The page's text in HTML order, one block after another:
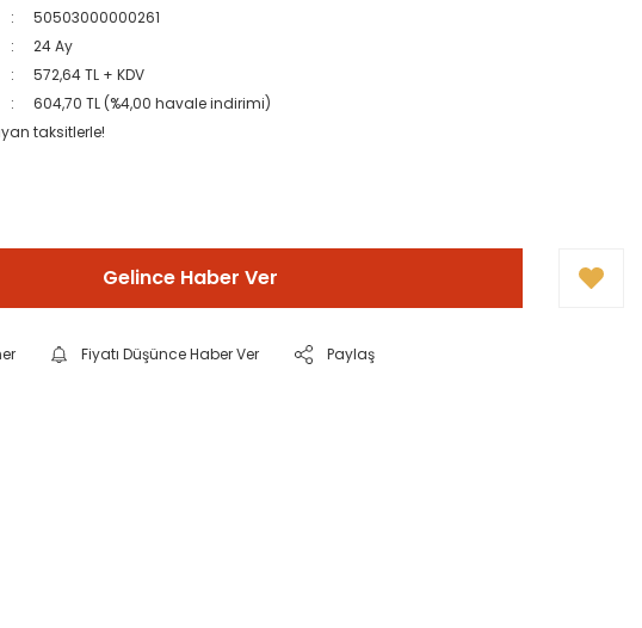
50503000000261
24 Ay
572,64 TL + KDV
604,70 TL (%4,00 havale indirimi)
taksitlerle!
Gelince Haber Ver
Fiyatı Düşünce Haber Ver Paylaş